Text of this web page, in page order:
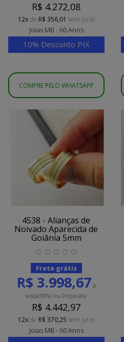
R$ 4.272,08
12xde R$ 356,01 sem juros
Joias MB - 60 Anos
10% Desconto PIX
COMPRE PELO WHATSAPP
4538 - Alianças de
Noivado Aparecida de
Goiânia 5mm
Frete grátis
R$ 3.998,67 à
vista(10%) ou Deposito
R$ 4.442,97
12xde R$ 370,25 sem juros
Joias MB - 60 Anos